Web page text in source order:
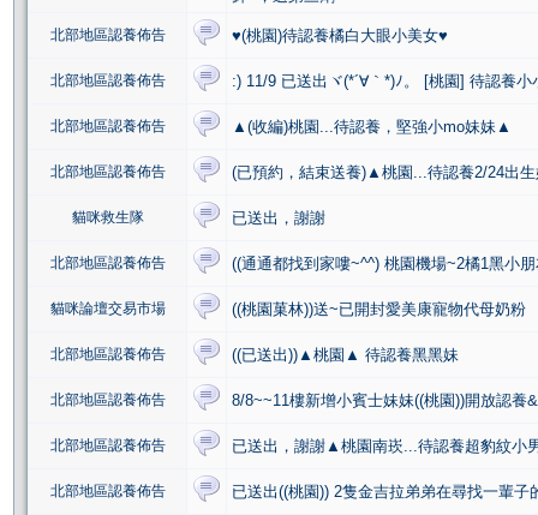
北部地區認養佈告 ♥(桃園)待認養橘白大眼小美女♥
北部地區認養佈告 :) 11/9 已送出ヾ(*´∀｀*)ﾉ。 [桃園] 待認養
北部地區認養佈告 ▲(收編)桃園...待認養，堅強小mo妹妹▲
北部地區認養佈告 (已預約，結束送養)▲桃園...待認養2/24出
貓咪救生隊 已送出，謝謝
北部地區認養佈告 ((通通都找到家嘍~^^) 桃園機場~2橘1黑小
貓咪論壇交易市場 ((桃園菓林))送~已開封愛美康寵物代母奶粉
北部地區認養佈告 ((已送出))▲桃園▲ 待認養黑黑妹
北部地區認養佈告 8/8~~11樓新增小賓士妹妹((桃園))開放認養
北部地區認養佈告 已送出，謝謝▲桃園南崁...待認養超豹紋小
北部地區認養佈告 已送出((桃園)) 2隻金吉拉弟弟在尋找一輩子